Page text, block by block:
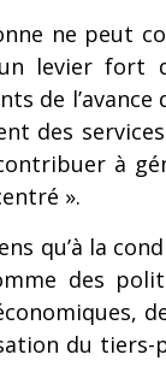
ne peut
levier fort
de
des
à
».
qu’à la
des
du tiers-